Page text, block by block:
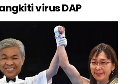
virus DAP